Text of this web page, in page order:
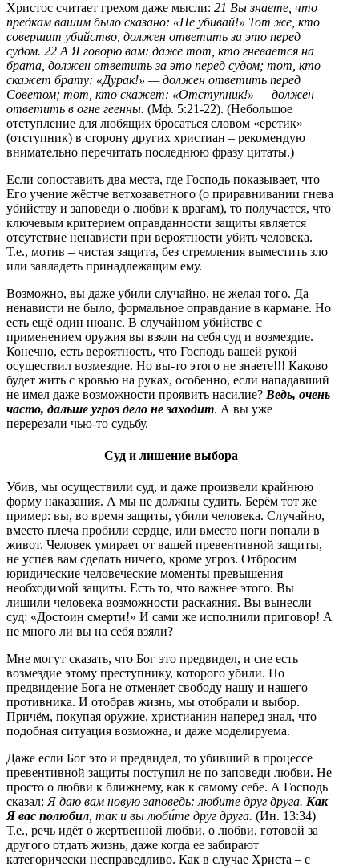
Христос считает грехом даже мысли: 21 Вы знаете, что
предкам вашим было сказано: «Не убивай!» Тот же, кто
совершит убийство, должен ответить за это перед
судом. 22 А Я говорю вам: даже тот, кто гневается на
брата, должен ответить за это перед судом; тот, кто
скажет брату: «Дурак!» — должен ответить перед
Советом; тот, кто скажет: «Отступник!» — должен
ответить в огне геенны. (Мф. 5:21-22). (Небольшое
отступление для любящих бросаться словом «еретик»
(отступник) в сторону других христиан – рекомендую
внимательно перечитать последнюю фразу цитаты.)
Если сопоставить два места, где Господь показывает, что
Его учение жёстче ветхозаветного (о приравнивании гнева
убийству и заповеди о любви к врагам), то получается, что
ключевым критерием оправданности защиты является
отсутствие ненависти при вероятности убить человека.
Т.е., мотив – чистая защита, без стремления выместить зло
или завладеть принадлежащим ему.
Возможно, вы даже убили случайно, не желая того. Да
ненависти не было, формальное оправдание в кармане. Но
есть ещё один нюанс. В случайном убийстве с
применением оружия вы взяли на себя суд и возмездие.
Конечно, есть вероятность, что Господь вашей рукой
осуществил возмездие. Но вы-то этого не знаете!!! Каково
будет жить с кровью на руках, особенно, если нападавший
не имел даже возможности проявить насилие? Ведь, очень
часто, дальше угроз дело не заходит. А вы уже
перерезали чью-то судьбу.
Суд и лишение выбора
Убив, мы осуществили суд, и даже произвели крайнюю
форму наказания. А мы не должны судить. Берём тот же
пример: вы, во время защиты, убили человека. Случайно,
вместо плеча пробили сердце, или вместо ноги попали в
живот. Человек умирает от вашей превентивной защиты,
не успев вам сделать ничего, кроме угроз. Отбросим
юридические человеческие моменты превышения
необходимой защиты. Есть то, что важнее этого. Вы
лишили человека возможности раскаяния. Вы вынесли
суд: «Достоин смерти!» И сами же исполнили приговор! А
не много ли вы на себя взяли?
Мне могут сказать, что Бог это предвидел, и сие есть
возмездие этому преступнику, которого убили. Но
предвидение Бога не отменяет свободу нашу и нашего
противника. И отобрав жизнь, мы отобрали и выбор.
Причём, покупая оружие, христианин наперед знал, что
подобная ситуация возможна, и даже моделируема.
Даже если Бог это и предвидел, то убивший в процессе
превентивной защиты поступил не по заповеди любви. Не
просто о любви к ближнему, как к самому себе. А Господь
сказал: Я даю вам новую заповедь: любите друг друга. Как
Я вас полюбил , так и вы люби́те друг друга. (Ин. 13:34)
Т.е., речь идёт о жертвенной любви, о любви, готовой за
другого отдать жизнь, даже когда ее забирают
категорически несправедливо. Как в случае Христа – с